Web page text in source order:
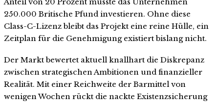
Anteil von 20 Prozent müsste das Unternehmen
250.000 Britische Pfund investieren. Ohne diese
Class-C-Lizenz bleibt das Projekt eine reine Hülle, ein
Zeitplan für die Genehmigung existiert bislang nicht.
Der Markt bewertet aktuell knallhart die Diskrepanz
zwischen strategischen Ambitionen und finanzieller
Realität. Mit einer Reichweite der Barmittel von
wenigen Wochen rückt die nackte Existenzsicherung